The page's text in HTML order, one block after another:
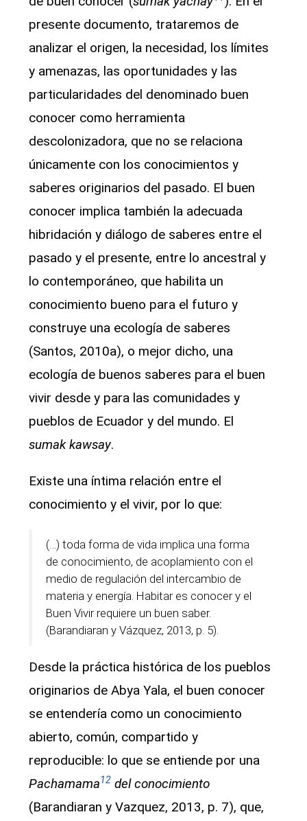
presente documento, trataremos de
analizar el origen, la necesidad, los límites
y amenazas, las oportunidades y las
particularidades del denominado buen
conocer como herramienta
descolonizadora, que no se relaciona
únicamente con los conocimientos y
saberes originarios del pasado. El buen
conocer implica también la adecuada
hibridación y diálogo de saberes entre el
pasado y el presente, entre lo ancestral y
lo contemporáneo, que habilita un
conocimiento bueno para el futuro y
construye una ecología de saberes
(Santos, 2010a), o mejor dicho, una
ecología de buenos saberes para el buen
vivir desde y para las comunidades y
pueblos de Ecuador y del mundo. El
sumak kawsay.
Existe una íntima relación entre el
conocimiento y el vivir, por lo que:
(…) toda forma de vida implica una forma
de conocimiento, de acoplamiento con el
medio de regulación del intercambio de
materia y energía. Habitar es conocer y el
Buen Vivir requiere un buen saber.
(Barandiaran y Vázquez, 2013, p. 5).
Desde la práctica histórica de los pueblos
originarios de Abya Yala, el buen conocer
se entendería como un conocimiento
abierto, común, compartido y
reproducible: lo que se entiende por una
Pachamama12del conocimiento
(Barandiaran y Vazquez, 2013, p. 7), que,